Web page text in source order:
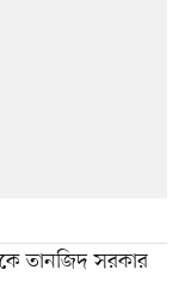
তানজিদ সরকার